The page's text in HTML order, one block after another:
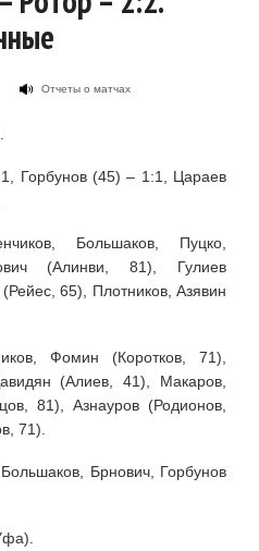
Отчеты о матчах
Горбунов (45) – 1:1, Цараев
Большаков, Пуцко,
(Алинви, 81), Гулиев
65), Плотников, Азявин
Фомин (Коротков, 71),
(Алиев, 41), Макаров,
81), Азнауров (Родионов,
71).
Брнович, Горбунов